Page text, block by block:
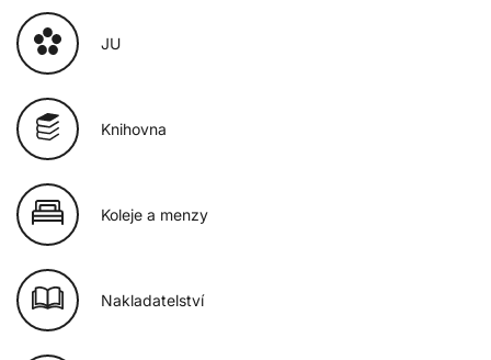
JU
Knihovna
Koleje a menzy
Nakladatelství